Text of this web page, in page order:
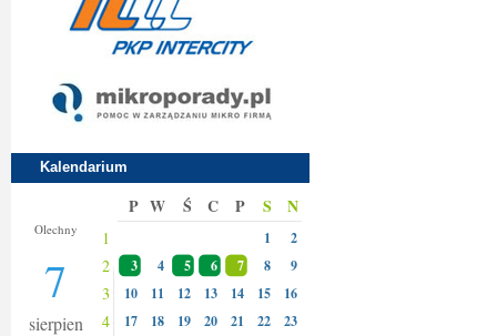
Kalendarium
Olechny
7
sierpien
P W Ś C P S N
1 1 2
2 3 4 5 6 7 8 9
3 10 11 12 13 14 15 16
4 17 18 19 20 21 22 23